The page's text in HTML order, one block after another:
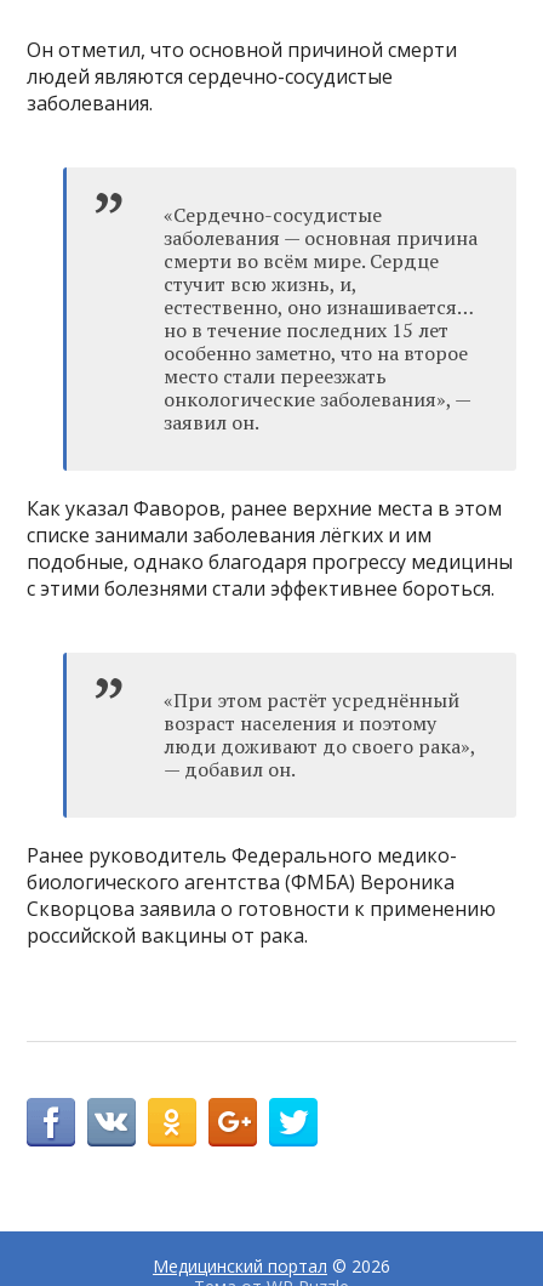
Он отметил, что основной причиной смерти
людей являются сердечно-сосудистые
заболевания.
«Сердечно-сосудистые
заболевания — основная причина
смерти во всём мире. Сердце
стучит всю жизнь, и,
естественно, оно изнашивается…
но в течение последних 15 лет
особенно заметно, что на второе
место стали переезжать
онкологические заболевания», —
заявил он.
Как указал Фаворов, ранее верхние места в этом
списке занимали заболевания лёгких и им
подобные, однако благодаря прогрессу медицины
с этими болезнями стали эффективнее бороться.
«При этом растёт усреднённый
возраст населения и поэтому
люди доживают до своего рака»,
— добавил он.
Ранее руководитель Федерального медико-
биологического агентства (ФМБА) Вероника
Скворцова заявила о готовности к применению
российской вакцины от рака.
Медицинский портал © 2026